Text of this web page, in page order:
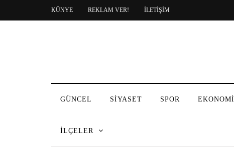
KÜNYE REKLAM VER! İLETİŞİM
GÜNCEL SİYASET SPOR EKONOMİ
İLÇELER